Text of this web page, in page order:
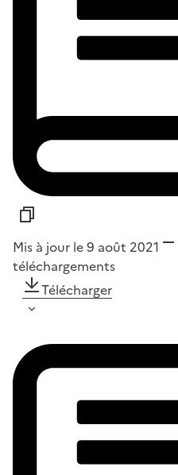
Mis à jour le 9 août 2021
téléchargements
Télécharger